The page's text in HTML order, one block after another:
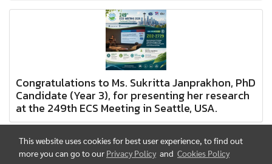
Congratulations to Ms. Sukritta Janprakhon, PhD
Candidate (Year 3), for presenting her research
at the 249th ECS Meeting in Seattle, USA.
This website uses cookies for best user experience, to find out
more you can go to our Privacy Policy and Cookies Policy